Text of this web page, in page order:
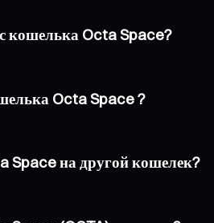
кошелька Octa Space?
Octa Space ?
Space на другой кошелек?